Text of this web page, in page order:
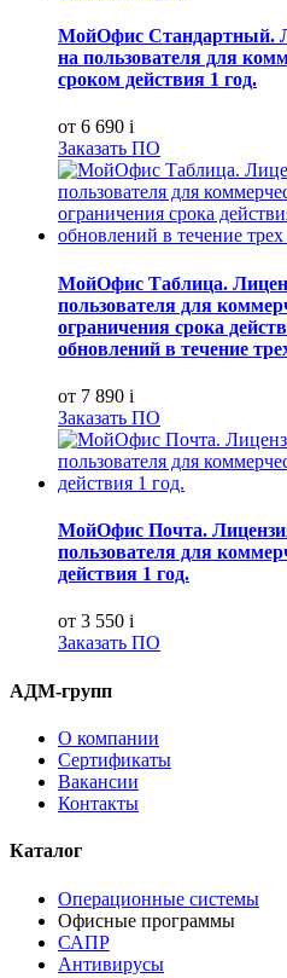
МойОфис Стандартный.
на пользователя для
сроком действия 1 год.
от 6 690 i
Заказать ПО
МойОфис Таблица.
пользователя для
ограничения срока
обновлений в течение
от 7 890 i
Заказать ПО
МойОфис Почта.
пользователя для
действия 1 год.
от 3 550 i
Заказать ПО
АДМ-групп
О компании
Сертификаты
Вакансии
Контакты
Каталог
Операционные системы
Офисные программы
САПР
Антивирусы